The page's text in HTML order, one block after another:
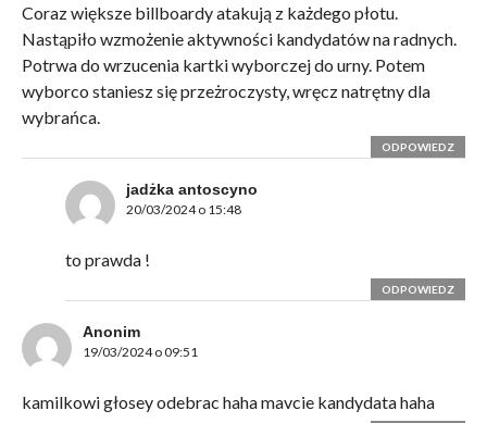
Coraz większe billboardy atakują z każdego płotu.
Nastąpiło wzmożenie aktywności kandydatów na radnych.
Potrwa do wrzucenia kartki wyborczej do urny. Potem
wyborco staniesz się przeżroczysty, wręcz natrętny dla
wybrańca.
ODPOWIEDZ
jadżka antoscyno
20/03/2024 o 15:48
to prawda !
ODPOWIEDZ
Anonim
19/03/2024 o 09:51
kamilkowi głosey odebrac haha mavcie kandydata haha